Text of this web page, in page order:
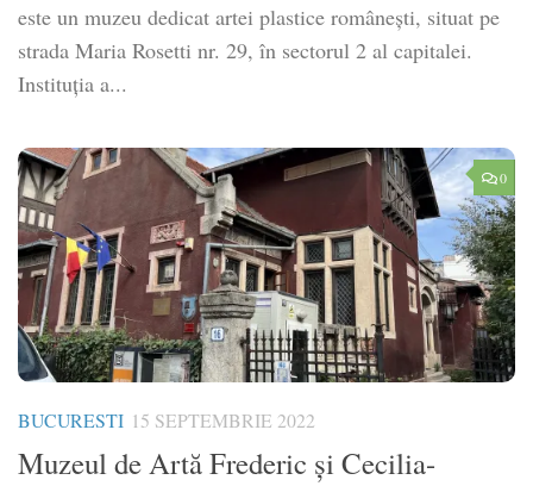
este un muzeu dedicat artei plastice românești, situat pe
strada Maria Rosetti nr. 29, în sectorul 2 al capitalei.
Instituția a...
0
BUCURESTI 15 SEPTEMBRIE 2022
Muzeul de Artă Frederic și Cecilia-